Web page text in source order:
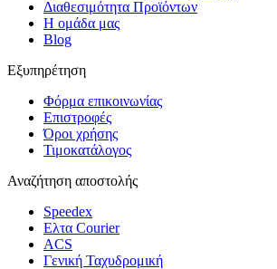
Διαθεσιμότητα Προϊόντων
Η ομάδα μας
Blog
Εξυπηρέτηση
Φόρμα επικοινωνίας
Επιστροφές
Όροι χρήσης
Τιμοκατάλογος
Αναζήτηση αποστολής
Speedex
Ελτα Courier
ACS
Γενική Ταχυδρομική